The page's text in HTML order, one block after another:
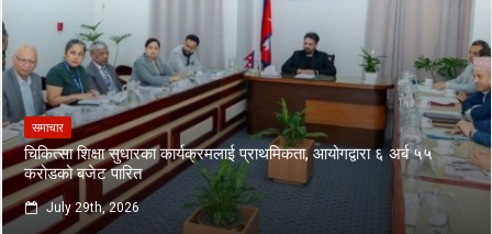
समाचार
चिकित्सा शिक्षा सुधारका कार्यक्रमलाई प्राथमिकता, आयोगद्वारा ६ अर्ब ५५
करोडको बजेट पारित
July 29th, 2026